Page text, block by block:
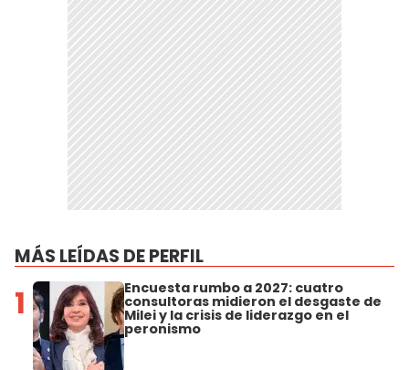
MÁS LEÍDAS DE PERFIL
1 Encuesta rumbo a 2027: cuatro
consultoras midieron el desgaste de
Milei y la crisis de liderazgo en el
peronismo